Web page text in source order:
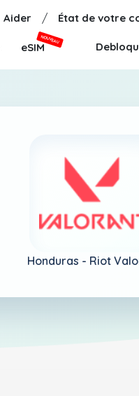
Aider / État de votre
eSIM
NOUVEAU
Honduras - Riot